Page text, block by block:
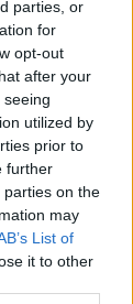
parties, or
for
opt-out
after your
utilized by
prior to
further
on the
may
List of
it to other
ezelőtt
ja.
tovább